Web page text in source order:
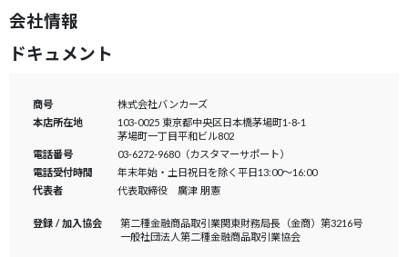
会社情報
ドキュメント
商号
株式会社バンカーズ
本店所在地
103-0025 東京都中央区日本橋茅場町1-8-1
茅場町一丁目平和ビル802
電話番号
03-6272-9680（カスタマーサポート）
電話受付時間
年末年始・土日祝日を除く平日13:00～16:00
代表者
代表取締役 廣津 朋憲
登録 / 加入協会 第二種金融商品取引業関東財務局長（金商）第3216号
一般社団法人第二種金融商品取引業協会